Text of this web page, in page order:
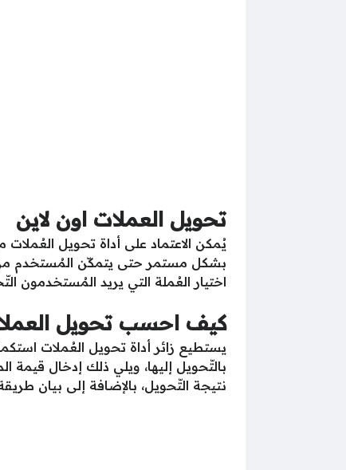
تحويل العملات اون لاين
يُمكن الاعتماد على أداة تحويل
بشكل مستمر حتى يتمكّن المُستخدم من
اختيار العُملة التي يريد المُستخدمون
كيف احسب تحويل
يستطيع زائر أداة تحويل العُملات
بالتّحويل إليها، ويلي ذلك إدخال
نتيجة التّحويل، بالإضافة إلى بيان